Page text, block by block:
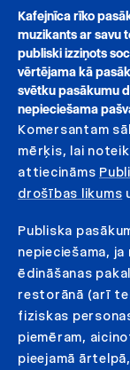
Kafejnīca rīko
muzikants ar savu
publiski izziņots
vērtējama kā
svētku pasākumu
nepieciešama
Komersantam
mērķis, lai
attiecināms
drošības likums
Publiska
nepieciešama,
ēdināšanas
restorānā (arī
fiziskas
piemēram,
pieejamā